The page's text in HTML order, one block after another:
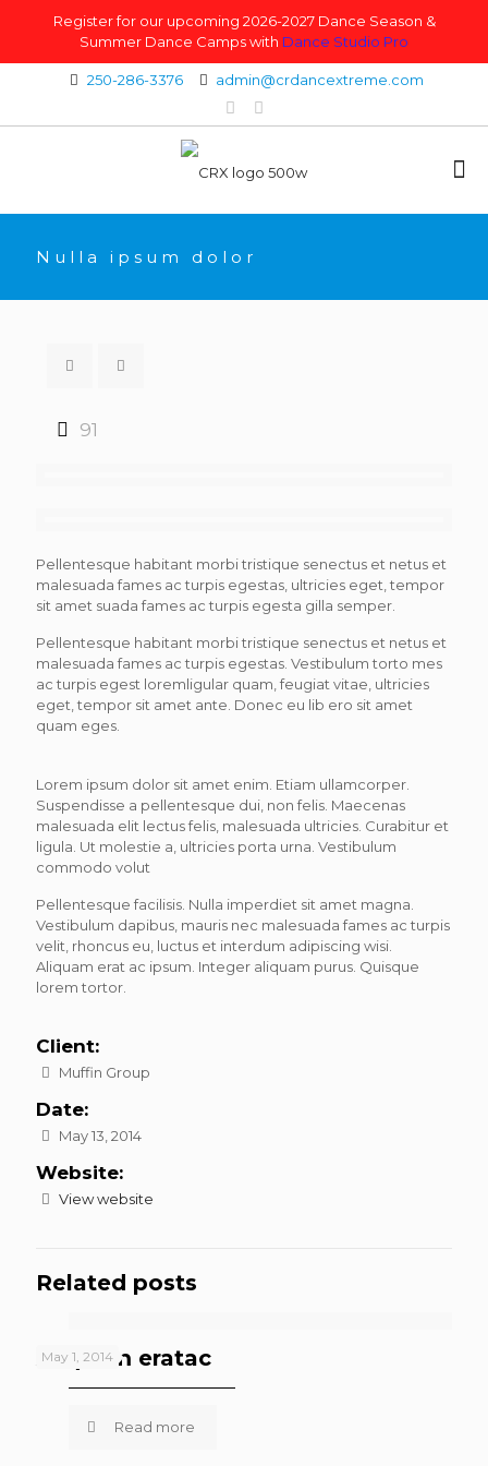
Register for our upcoming 2026-2027 Dance Season &
Summer Dance Camps with Dance Studio Pro
250-286-3376 admin@crdancextreme.com
Nulla ipsum dolor
91
Pellentesque habitant morbi tristique senectus et netus et
malesuada fames ac turpis egestas, ultricies eget, tempor
sit amet suada fames ac turpis egesta gilla semper.
Pellentesque habitant morbi tristique senectus et netus et
malesuada fames ac turpis egestas. Vestibulum torto mes
ac turpis egest loremligular quam, feugiat vitae, ultricies
eget, tempor sit amet ante. Donec eu lib ero sit amet
quam eges.
Lorem ipsum dolor sit amet enim. Etiam ullamcorper.
Suspendisse a pellentesque dui, non felis. Maecenas
malesuada elit lectus felis, malesuada ultricies. Curabitur et
ligula. Ut molestie a, ultricies porta urna. Vestibulum
commodo volut
Pellentesque facilisis. Nulla imperdiet sit amet magna.
Vestibulum dapibus, mauris nec malesuada fames ac turpis
velit, rhoncus eu, luctus et interdum adipiscing wisi.
Aliquam erat ac ipsum. Integer aliquam purus. Quisque
lorem tortor.
Client:
Muffin Group
Date:
May 13, 2014
Website:
View website
Related posts
May 1, 2014
Aliquam eratac
Read more